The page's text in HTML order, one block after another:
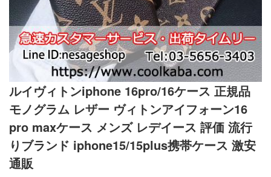
ルイヴィトンiphone 16pro/16ケース 正規品
モノグラム レザー ヴィトンアイフォーン16
pro maxケース メンズ レデイース 評価 流行
りブランド iphone15/15plus携帯ケース 激安
通販